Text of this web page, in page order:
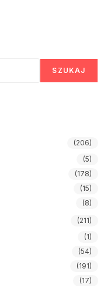
SZUKAJ
(206)
(5)
(178)
(15)
(8)
(211)
(1)
(54)
(191)
(17)